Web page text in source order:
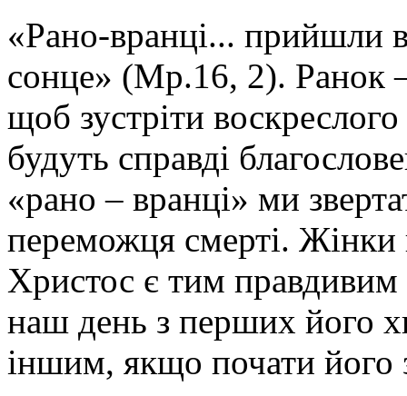
«Рано-вранці... прийшли
сонце» (Мр.16, 2). Ранок
щоб зустріти
будуть справді
«рано – вранці» ми
переможця смерті. Жінки
Христос є тим
наш день з перших його
іншим, якщо почати його